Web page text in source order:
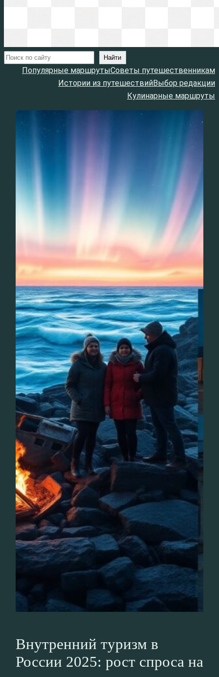
Поиск Найти
Популярные маршрутыСоветы путешественникам
Истории из путешествийВыбор редакции
Кулинарные маршруты
Внутренний туризм в
России 2025: рост спроса на